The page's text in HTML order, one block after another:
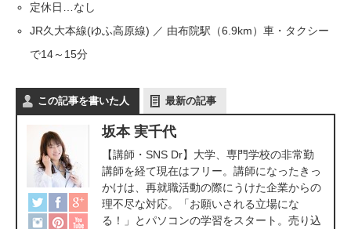
定休日…なし
JR久大本線(ゆふ高原線) ／ 由布院駅（6.9km）車・タクシー
で14～15分
この記事を書いた人 最新の記事
坂本 実千代
【講師・SNS Dr】大学、専門学校の非常勤
講師を経て現在はフリー。講師になったきっ
かけは、再就職活動の際にうけた企業からの
理不尽な対応。「お願いされる立場にな
る！」とパソコンの学習をスタート。売り込